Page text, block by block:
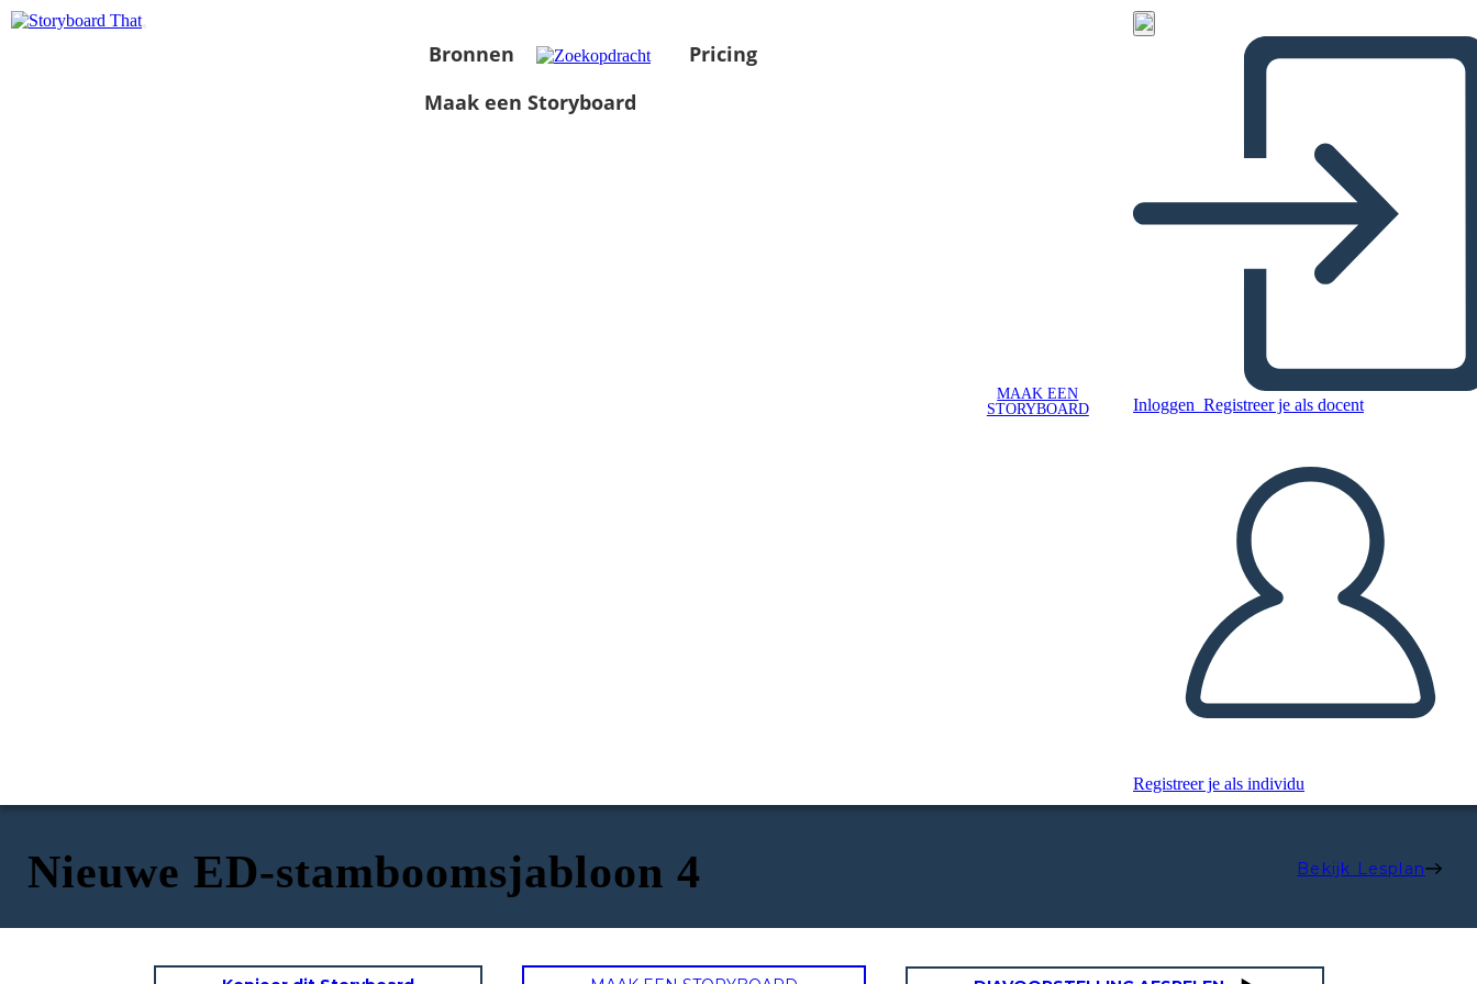
Bronnen
Pricing
Maak een Storyboard
MAAK EEN
STORYBOARD
Inloggen Registreer je als docent
Registreer je als individu
Nieuwe ED-stamboomsjabloon 4 Bekijk Lesplan